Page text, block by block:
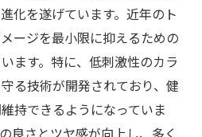
化を遂げています。近年のト
ージを最小限に抑えるための
ます。特に、低刺激性のカラ
る技術が開発されており、健
持できるようになっていま
良さとツヤ感が向上し、多く